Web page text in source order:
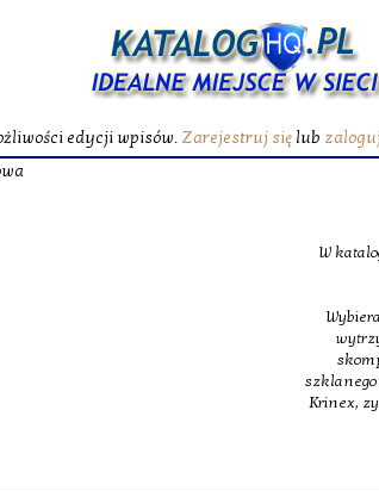
edycji wpisów. Zarejestruj się lub
W katalogu|W zasobach}
szklane, jakie
Wybieramy wszechstronność, z
wytrzymałe włókno szklane
skomplikowanych struktur
szklanego oraz specjalna żywica
Krinex, zyskujesz wstęp do
Wyświetleń: 197 /